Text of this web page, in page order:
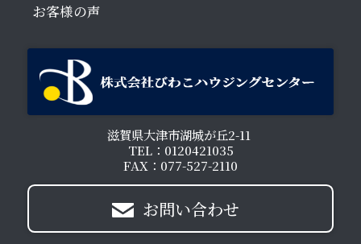
お客様の声
滋賀県大津市湖城が丘2-11
TEL：0120421035
FAX：077-527-2110
お問い合わせ